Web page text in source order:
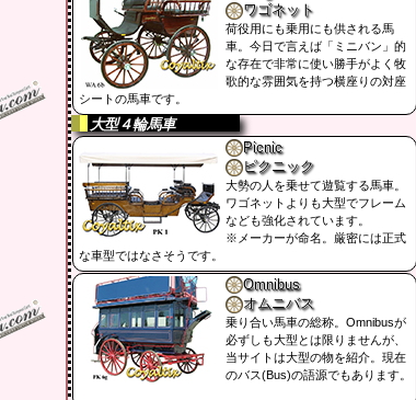
ワゴネット
荷役用にも乗用にも供される馬
車。今日で言えば「ミニバン」的
な存在で非常に使い勝手がよく牧
歌的な雰囲気を持つ横座りの対座
シートの馬車です。
大型４輪馬車
Picnic
ピクニック
大勢の人を乗せて遊覧する馬車。
ワゴネットよりも大型でフレーム
なども強化されています。
※メーカーが命名。厳密には正式
な車型ではなさそうです。
Omnibus
オムニバス
乗り合い馬車の総称。Omnibusが
必ずしも大型とは限りませんが、
当サイトは大型の物を紹介。現在
のバス(Bus)の語源でもあります。